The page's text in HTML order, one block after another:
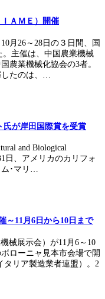
ＡＭＥ）開催
月26～28日の３日間、国
主催は、中国農業機械
農業機械化協会の3者。
したのは、…
氏が岸田国際賞を受賞
and Biological
日、アメリカのカリフォ
ム･マリ…
～11月6日から10日まで
械展示会）が11月6～10
ローニャ見本市会場で開
タリア製造業者連盟）。2